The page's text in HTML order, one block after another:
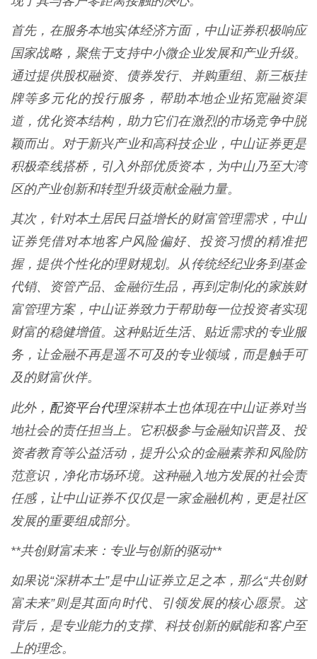
首先，在服务本地实体经济方面，中山证券积极响应
国家战略，聚焦于支持中小微企业发展和产业升级。
通过提供股权融资、债券发行、并购重组、新三板挂
牌等多元化的投行服务，帮助本地企业拓宽融资渠
道，优化资本结构，助力它们在激烈的市场竞争中脱
颖而出。对于新兴产业和高科技企业，中山证券更是
积极牵线搭桥，引入外部优质资本，为中山乃至大湾
区的产业创新和转型升级贡献金融力量。
其次，针对本土居民日益增长的财富管理需求，中山
证券凭借对本地客户风险偏好、投资习惯的精准把
握，提供个性化的理财规划。从传统经纪业务到基金
代销、资管产品、金融衍生品，再到定制化的家族财
富管理方案，中山证券致力于帮助每一位投资者实现
财富的稳健增值。这种贴近生活、贴近需求的专业服
务，让金融不再是遥不可及的专业领域，而是触手可
及的财富伙伴。
此外， 配资平台代理深耕本土也体现在中山证券对当
地社会的责任担当上。它积极参与金融知识普及、投
资者教育等公益活动，提升公众的金融素养和风险防
范意识，净化市场环境。这种融入地方发展的社会责
任感，让中山证券不仅仅是一家金融机构，更是社区
发展的重要组成部分。
**共创财富未来：专业与创新的驱动**
如果说“深耕本土”是中山证券立足之本，那么“共创财
富未来”则是其面向时代、引领发展的核心愿景。这
背后，是专业能力的支撑、科技创新的赋能和客户至
上的理念。